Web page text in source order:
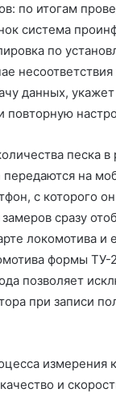
по итогам
система
по
данных,
повторную
песка
на
с которого
сразу
локомотива и
формы ТУ-
позволяет
при записи
измерения
и